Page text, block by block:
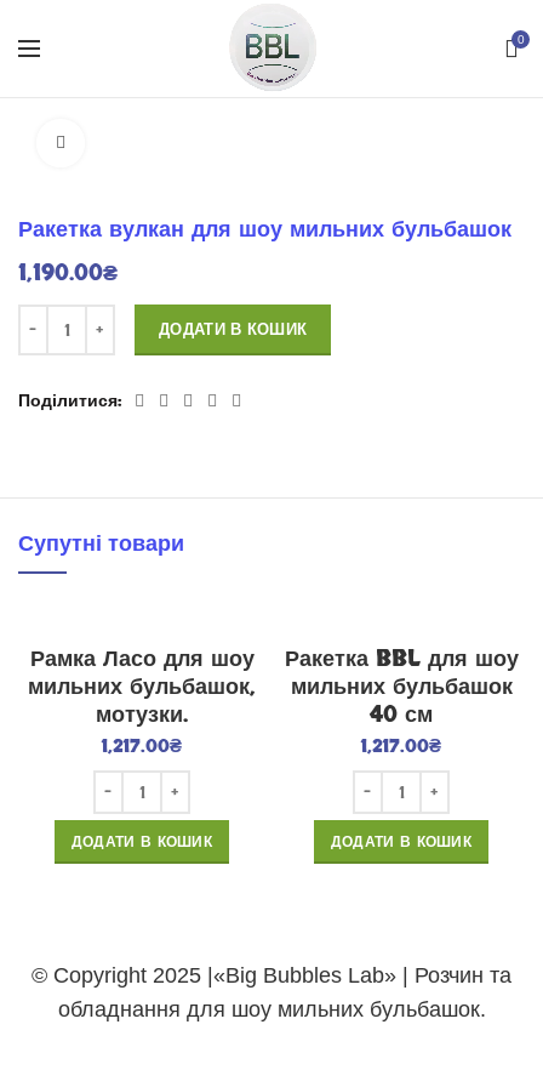
0
Ракетка вулкан для шоу мильних бульбашок
1,190.00₴
ДОДАТИ В КОШИК
Поділитися
Супутні товари
Рамка Ласо для шоу
мильних бульбашок,
мотузки.
1,217.00₴
ДОДАТИ В КОШИК
Ракетка BBL для шоу
мильних бульбашок
40 см
1,217.00₴
ДОДАТИ В КОШИК
© Copyright 2025 |«Big Bubbles Lab» | Розчин та
обладнання для шоу мильних бульбашок.